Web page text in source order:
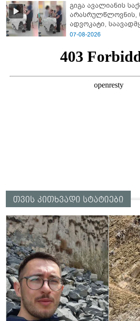
გიგა ავალიანის
არასრულწლოვნის,
ადვოკატი,
კადრებს ავრცელებს
07-08-2026
თვის კითხვადი სტატიები